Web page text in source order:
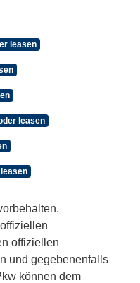
leasen
leasen
offiziellen
und gegebenenfalls
können dem